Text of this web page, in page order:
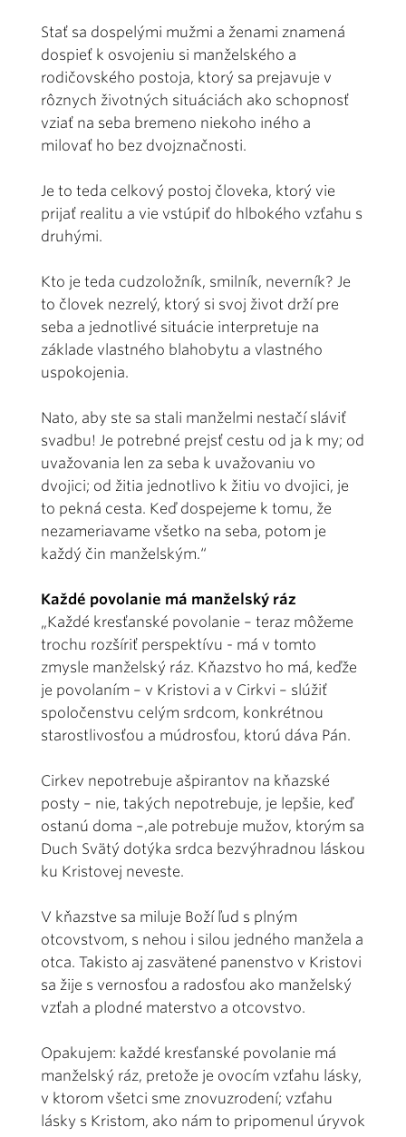
Stať sa dospelými mužmi a ženami znamená
dospieť k osvojeniu si manželského a
rodičovského postoja, ktorý sa prejavuje v
rôznych životných situáciách ako schopnosť
vziať na seba bremeno niekoho iného a
milovať ho bez dvojznačnosti.
Je to teda celkový postoj človeka, ktorý vie
prijať realitu a vie vstúpiť do hlbokého vzťahu s
druhými.
Kto je teda cudzoložník, smilník, neverník? Je
to človek nezrelý, ktorý si svoj život drží pre
seba a jednotlivé situácie interpretuje na
základe vlastného blahobytu a vlastného
uspokojenia.
Nato, aby ste sa stali manželmi nestačí sláviť
svadbu! Je potrebné prejsť cestu od ja k my; od
uvažovania len za seba k uvažovaniu vo
dvojici; od žitia jednotlivo k žitiu vo dvojici, je
to pekná cesta. Keď dospejeme k tomu, že
nezameriavame všetko na seba, potom je
každý čin manželským.“
Každé povolanie má manželský ráz
„Každé kresťanské povolanie – teraz môžeme
trochu rozšíriť perspektívu - má v tomto
zmysle manželský ráz. Kňazstvo ho má, keďže
je povolaním – v Kristovi a v Cirkvi – slúžiť
spoločenstvu celým srdcom, konkrétnou
starostlivosťou a múdrosťou, ktorú dáva Pán.
Cirkev nepotrebuje ašpirantov na kňazské
posty – nie, takých nepotrebuje, je lepšie, keď
ostanú doma –,ale potrebuje mužov, ktorým sa
Duch Svätý dotýka srdca bezvýhradnou láskou
ku Kristovej neveste.
V kňazstve sa miluje Boží ľud s plným
otcovstvom, s nehou i silou jedného manžela a
otca. Takisto aj zasvätené panenstvo v Kristovi
sa žije s vernosťou a radosťou ako manželský
vzťah a plodné materstvo a otcovstvo.
Opakujem: každé kresťanské povolanie má
manželský ráz, pretože je ovocím vzťahu lásky,
v ktorom všetci sme znovuzrodení; vzťahu
lásky s Kristom, ako nám to pripomenul úryvok